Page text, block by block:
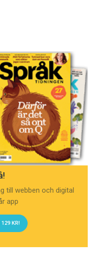
till webben och digital
app
KR!